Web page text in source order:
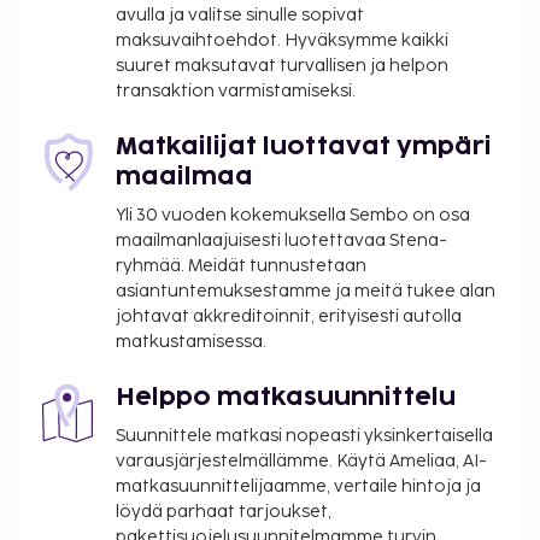
vuokrattavat polkupyörät. Tämän hotellin
palveluihin kuuluu muun muassa ilmainen langaton
internetyhteys, concierge-palvelut ja lastenvahti
(lisämaksusta). Pääset nauttimaan tyrskyistä ja
hiekasta helposti ilmaisilla rantakuljetuksilla.
Majoituspaikan ravintola, Oasis, on hyvä paikka
lounaan tai illallisen nauttimiseen; ravintolan
erikoisuuksiin kuuluu kansainvälinen keittiö.
Palveluihin kuuluu myös kahvila. Rentoudu
nauttimalla pari drinkkiä baarissa or allasbaarissa.
Ilmainen buffetaamiainen tarjoillaan päivittäin klo
7.30–11.00. Majoituspaikka on suljettu 3. 2ta – 31. 5ta.
suoritettavat maksut. Maksuihin saattaa sisältyä
sovellettavat verot:
Kaupunki perii kaupunkiveron, joka maksetaan
majoituspaikassa. Veron määrä riippuu
kaudesta, eikä sitä välttämättä peritä ympäri
avulla ja valitse sinulle sopivat
maksuvaihtoehdot. Hyväksymme kaikki
suuret maksutavat turvallisen ja helpon
transaktion varmistamiseksi.
Matkailijat luottavat ympäri
maailmaa
Yli 30 vuoden kokemuksella Sembo on osa
maailmanlaajuisesti luotettavaa Stena-
ryhmää. Meidät tunnustetaan
asiantuntemuksestamme ja meitä tukee alan
johtavat akkreditoinnit, erityisesti autolla
matkustamisessa.
Helppo matkasuunnittelu
Suunnittele matkasi nopeasti yksinkertaisella
varausjärjestelmällämme. Käytä Ameliaa, AI-
matkasuunnittelijaamme, vertaile hintoja ja
löydä parhaat tarjoukset,